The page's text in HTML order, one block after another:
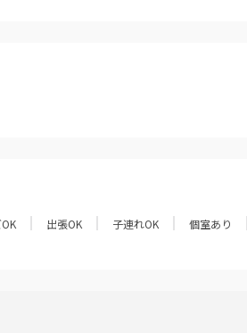
出張OK 子連れOK 個室あり